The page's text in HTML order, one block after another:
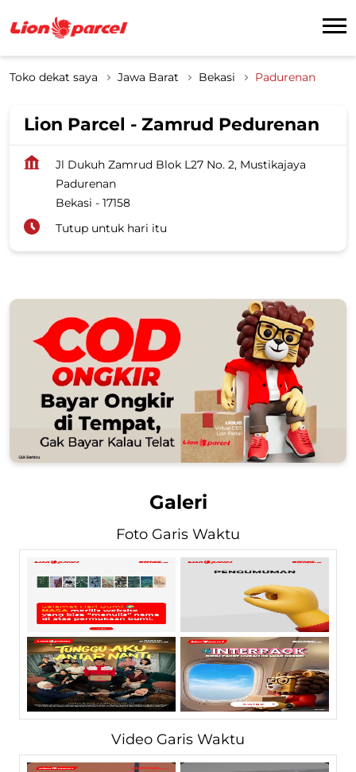
Toko dekat saya Jawa Barat Bekasi Padurenan
Lion Parcel - Zamrud Pedurenan
Jl Dukuh Zamrud Blok L27 No. 2, Mustikajaya
Padurenan
Bekasi - 17158
Tutup untuk hari itu
Galeri
Foto Garis Waktu
Video Garis Waktu